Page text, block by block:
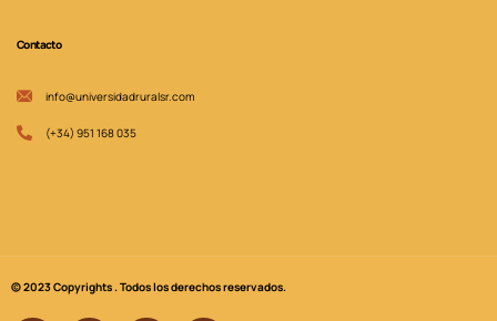
Contacto
info@universidadruralsr.com
(+34) 951 168 035
© 2023 Copyrights . Todos los derechos reservados.